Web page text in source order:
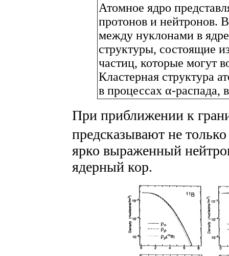
Атомное ядро
протонов и нейтронов. В
между нуклонами в
структуры, состоящие
частиц, которые могут
Кластерная структура
в процессах α-распада,
При приближении к
предсказывают не
ярко выраженный
ядерный кор.